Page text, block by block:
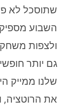
שתוסכל לא
השבוע
ולצפות משחק
שלנו ממייק
את הרוטציה,